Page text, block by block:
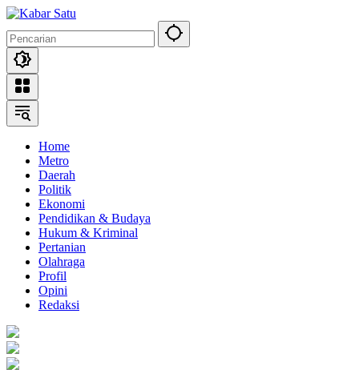
Langsung
konten
Home
Metro
Daerah
Politik
Ekonomi
Pendidikan & Budaya
Hukum & Kriminal
Pertanian
Olahraga
Profil
Opini
Redaksi